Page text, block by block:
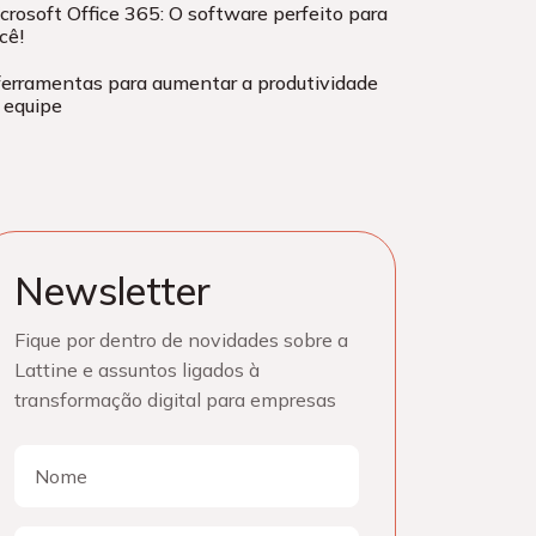
Office 365: O software perfeito para
para aumentar a produtividade
Newsletter
Fique por dentro de novidades sobre a
Lattine e assuntos ligados à
transformação digital para empresas